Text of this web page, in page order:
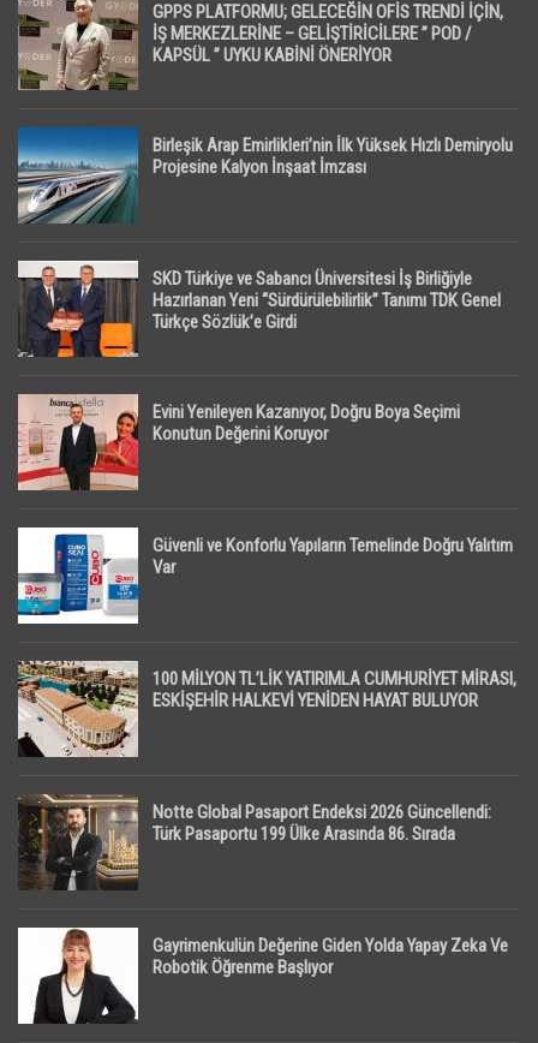
GPPS PLATFORMU; GELECEĞİN OFİS TRENDİ İÇİN,
İŞ MERKEZLERİNE – GELİŞTİRİCİLERE ” POD /
KAPSÜL ” UYKU KABİNİ ÖNERİYOR
Birleşik Arap Emirlikleri’nin İlk Yüksek Hızlı Demiryolu
Projesine Kalyon İnşaat İmzası
SKD Türkiye ve Sabancı Üniversitesi İş Birliğiyle
Hazırlanan Yeni “Sürdürülebilirlik” Tanımı TDK Genel
Türkçe Sözlük’e Girdi
Evini Yenileyen Kazanıyor, Doğru Boya Seçimi
Konutun Değerini Koruyor
Güvenli ve Konforlu Yapıların Temelinde Doğru Yalıtım
Var
100 MİLYON TL’LİK YATIRIMLA CUMHURİYET MİRASI,
ESKİŞEHİR HALKEVİ YENİDEN HAYAT BULUYOR
Notte Global Pasaport Endeksi 2026 Güncellendi:
Türk Pasaportu 199 Ülke Arasında 86. Sırada
Gayrimenkulün Değerine Giden Yolda Yapay Zeka Ve
Robotik Öğrenme Başlıyor